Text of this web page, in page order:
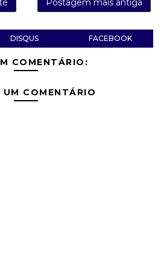
Postagem mais antiga
DISQUS FACEBOOK
COMENTÁRIO:
UM COMENTÁRIO